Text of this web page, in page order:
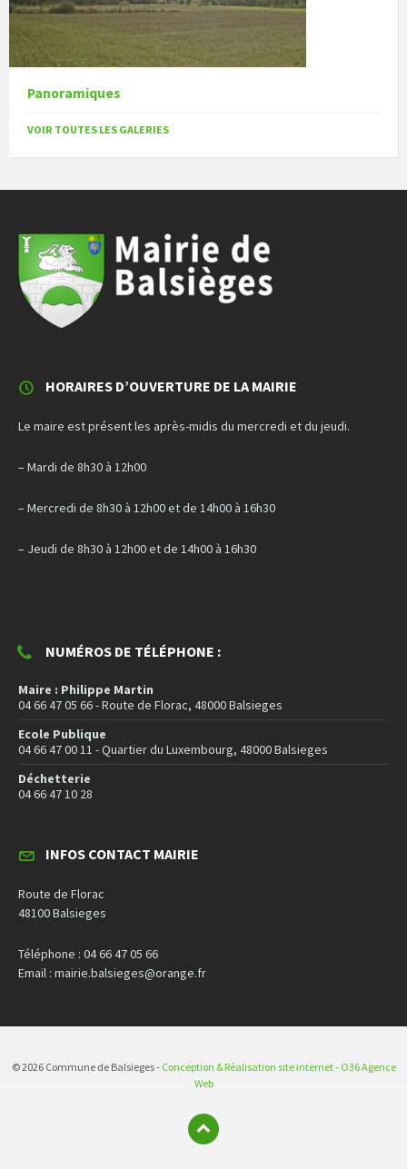
Panoramiques
VOIR TOUTES LES GALERIES
HORAIRES D’OUVERTURE DE LA MAIRIE
Le maire est présent les après-midis du mercredi et du jeudi.
– Mardi de 8h30 à 12h00
– Mercredi de 8h30 à 12h00 et de 14h00 à 16h30
– Jeudi de 8h30 à 12h00 et de 14h00 à 16h30
NUMÉROS DE TÉLÉPHONE :
Maire : Philippe Martin
04 66 47 05 66 - Route de Florac, 48000 Balsieges
Ecole Publique
04 66 47 00 11 - Quartier du Luxembourg, 48000 Balsieges
Déchetterie
04 66 47 10 28
INFOS CONTACT MAIRIE
Route de Florac
48100 Balsieges
Téléphone : 04 66 47 05 66
Email : mairie.balsieges@orange.fr
© 2026 Commune de Balsieges - Conception & Réalisation site internet - O36 Agence
Web